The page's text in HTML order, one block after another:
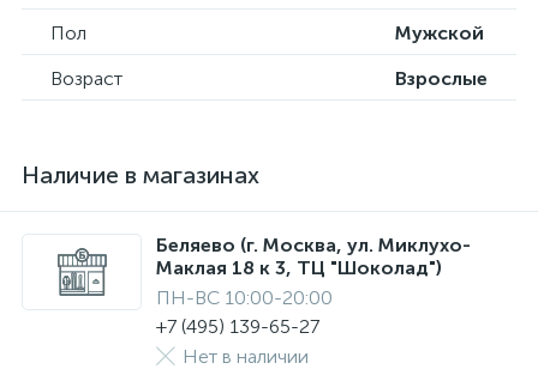
Пол
Мужской
Возраст
Взрослые
Наличие в магазинах
Беляево (г. Москва, ул. Миклухо-
Маклая 18 к 3, ТЦ "Шоколад")
ПН-ВС 10:00-20:00
+7 (495) 139-65-27
Нет в наличии